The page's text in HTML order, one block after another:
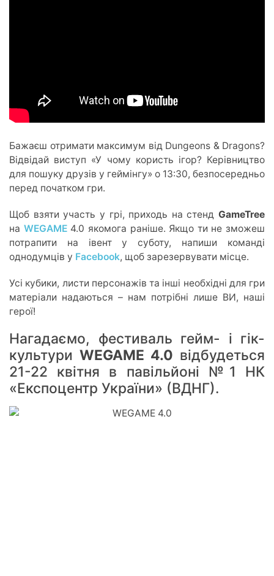
Бажаєш отримати максимум від Dungeons & Dragons?
Відвідай виступ «У чому користь ігор? Керівництво
для пошуку друзів у геймінгу» о 13:30, безпосередньо
перед початком гри.
Щоб взяти участь у грі, приходь на стенд GameTree
на WEGAME4.0 якомога раніше. Якщо ти не зможеш
потрапити на івент у суботу, напиши команді
однодумців у Facebook, щоб зарезервувати місце.
Усі кубики, листи персонажів та інші необхідні для гри
матеріали надаються – нам потрібні лише ВИ, наші
герої!
Нагадаємо, фестиваль гейм- і гік-
культури WEGAME 4.0 відбудеться
21-22 квітня в павільйоні №1 НК
«Експоцентр України» (ВДНГ).